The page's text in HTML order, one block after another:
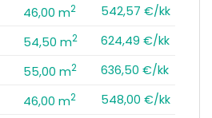
46,00 m2
542,57 €/kk
54,50 m2
624,49 €/kk
55,00 m2
636,50 €/kk
46,00 m2
548,00 €/kk